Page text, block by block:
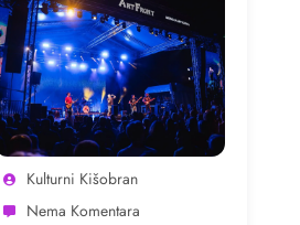
Kulturni Kišobran